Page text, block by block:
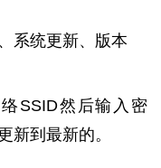
系统更新、版本
SSID然后输入密
新到最新的。